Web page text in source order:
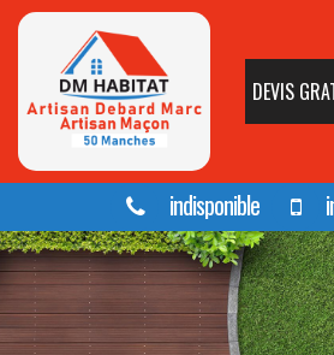
DEVIS
indisponible